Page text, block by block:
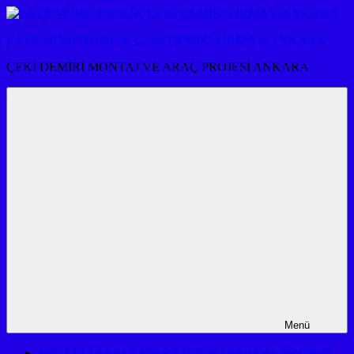
İçeriğe
USTA MÜHENDİSLİK ÇEKİ DEMİRİ FİRMASI ANKARA
ÇEKİ DEMİRİ MONTAJ VE ARAÇ PROJESİ ANKARA
Menü